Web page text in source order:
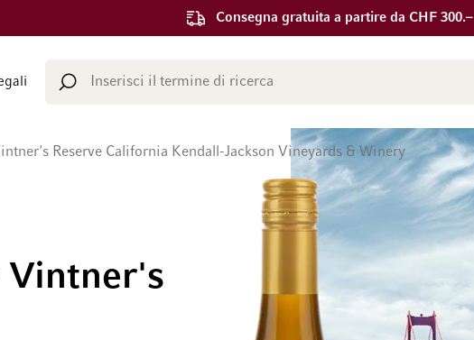
Consegna gratuita a partire da CHF 300.–
Cerca
Reserve California Kendall-Jackson Vineyards & Winery
Vintner's